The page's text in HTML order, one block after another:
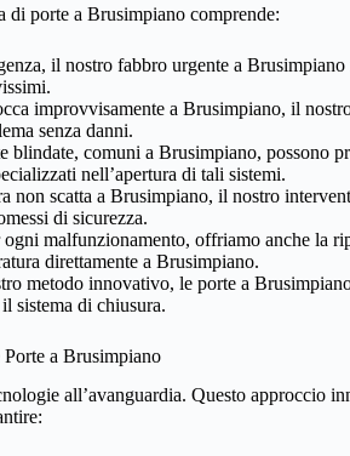
di porte a Brusimpiano comprende:
il nostro fabbro urgente a
improvvisamente a Brusimpiano, il
senza danni.
blindate, comuni a Brusimpiano, possono
nell’apertura di tali sistemi.
non scatta a Brusimpiano, il nostro
di sicurezza.
ogni malfunzionamento, offriamo anche la
direttamente a Brusimpiano.
metodo innovativo, le porte a
sistema di chiusura.
a Brusimpiano
all’avanguardia. Questo approccio